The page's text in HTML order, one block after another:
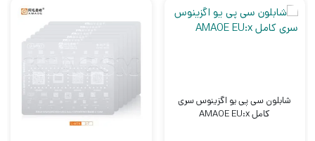
شابلون سی پی یو اگزینوس سری
کامل AMAOE EU:x